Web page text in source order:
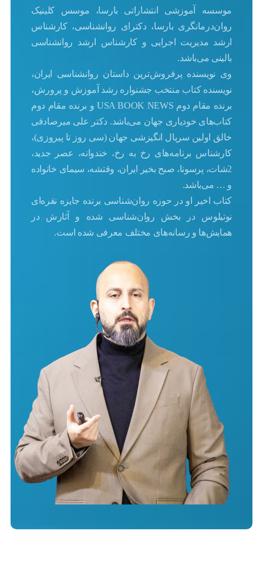
موسسه آموزشی انتشاراتی بارسا، موسس کلینیک
روان‌درمانگری بارسا، دکترای روانشناسی، کارشناس
ارشد مدیریت اجرایی و کارشناس ارشد روانشناسی
بالینی می‌باشد.
وی نویسنده پرفروش‌ترین داستان روانشناسی ایران،
نویسنده کتاب منتخب جشنواره رشد آموزش و پرورش،
برنده مقام دوم USA BOOK NEWS و برنده مقام دوم
کتاب‌های خودیاری جهان می‌باشد. دکتر علی میرصادقی
خالق اولین سریال انگیزشی جهان (سی روز تا پیروزی)،
کارشناس برنامه‌های رخ به رخ، خندوانه، عصر جدید،
2شات، پرسونا، صبح بخیر ایران، وقتشه، سیمای خانواده
و … می‌باشد.
کتاب اخیر او در حوزه روان‌شناسی برنده جایزه نقره‌ای
نوتیلوس در بخش روان‌شناسی شده و آثارش در
همایش‌ها و رسانه‌های مختلف معرفی شده است.